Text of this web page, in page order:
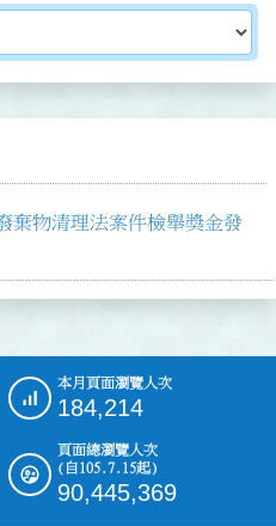
棄物清理法案件檢舉獎金發
本月頁面瀏覽人次
184,214
頁面總瀏覽人次
(自105.7.15起)
90,445,369